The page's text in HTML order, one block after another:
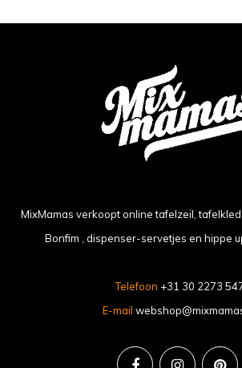
MixMamas verkoopt online tafelzeil,
Bonfim , dispenser-servetjes en hippe
Telefoon +31 30 2273
E-mail